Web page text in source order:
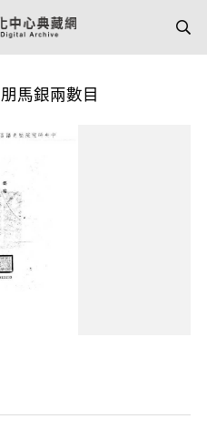
馬銀兩數目